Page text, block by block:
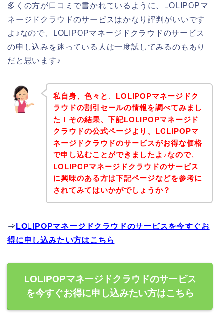
多くの方が口コミで書かれているように、LOLIPOPマ
ネージドクラウドのサービスはかなり評判がいいです
よ♪なので、LOLIPOPマネージドクラウドのサービス
の申し込みを迷っている人は一度試してみるのもあり
だと思います♪
私自身、色々と、LOLIPOPマネージドク
ラウドの割引セールの情報を調べてみまし
た！その結果、下記LOLIPOPマネージド
クラウドの公式ページより、LOLIPOPマ
ネージドクラウドのサービスがお得な価格
で申し込むことができましたよ♪なので、
LOLIPOPマネージドクラウドのサービス
に興味のある方は下記ページなどを参考に
されてみてはいかがでしょうか？
⇒ LOLIPOPマネージドクラウドのサービスを今すぐお
得に申し込みたい方はこちら
LOLIPOPマネージドクラウドのサービス
を今すぐお得に申し込みたい方はこちら